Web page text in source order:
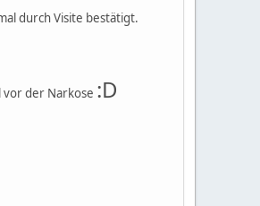
durch Visite bestätigt.
der Narkose :D